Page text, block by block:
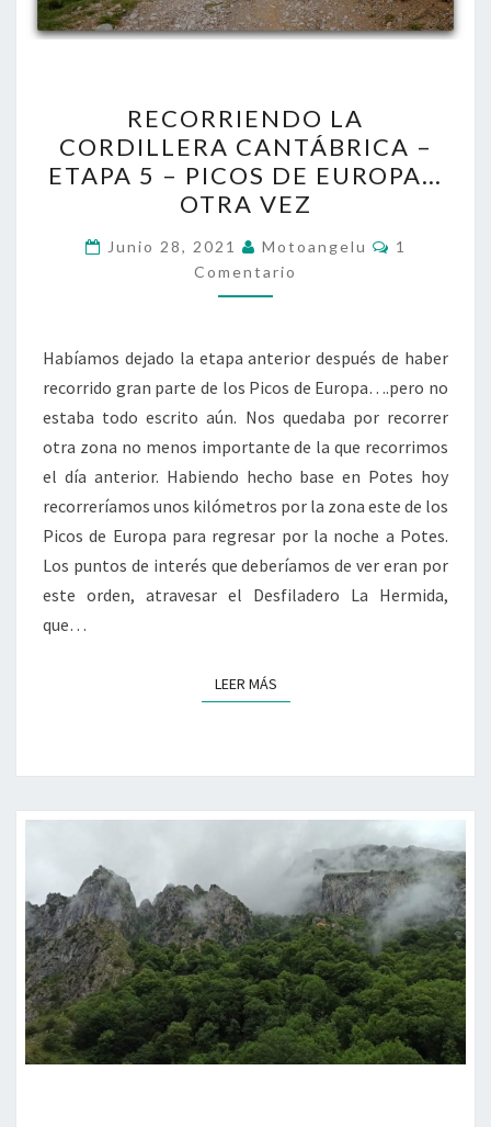
LA
CORDILLERA
CANTÁBRICA
–
ETAPA
5
–
DE
EUROPA…
OTRA
VEZ
RECORRIENDO LA
CORDILLERA CANTÁBRICA –
ETAPA 5 – PICOS DE EUROPA…
OTRA VEZ
Junio 28, 2021 Motoangelu
1
Comentario
Habíamos dejado la etapa anterior después de haber
recorrido gran parte de los Picos de Europa….pero no
estaba todo escrito aún. Nos quedaba por recorrer
otra zona no menos importante de la que recorrimos
el día anterior. Habiendo hecho base en Potes hoy
recorreríamos unos kilómetros por la zona este de los
Picos de Europa para regresar por la noche a Potes.
Los puntos de interés que deberíamos de ver eran por
este orden, atravesar el Desfiladero La Hermida,
que…
LEER MÁSLEER MÁS